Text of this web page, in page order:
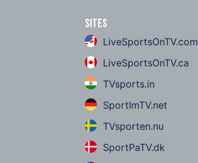
Sites
LiveSportsOnTV.com
LiveSportsOnTV.ca
TVsports.in
SportImTV.net
TVsporten.nu
SportPaTV.dk